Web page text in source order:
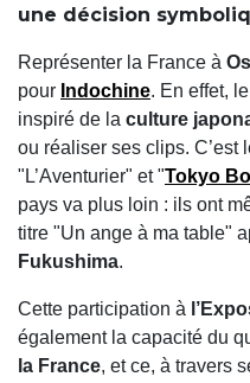
une décision
Représenter la France à
pour Indochine. En effet,
inspiré de la culture
ou réaliser ses clips. C’est
"L’Aventurier" et "Tokyo
pays va plus loin : ils ont
titre "Un ange à ma table"
Fukushima.
Cette participation à
également la capacité du
la France, et ce, à travers